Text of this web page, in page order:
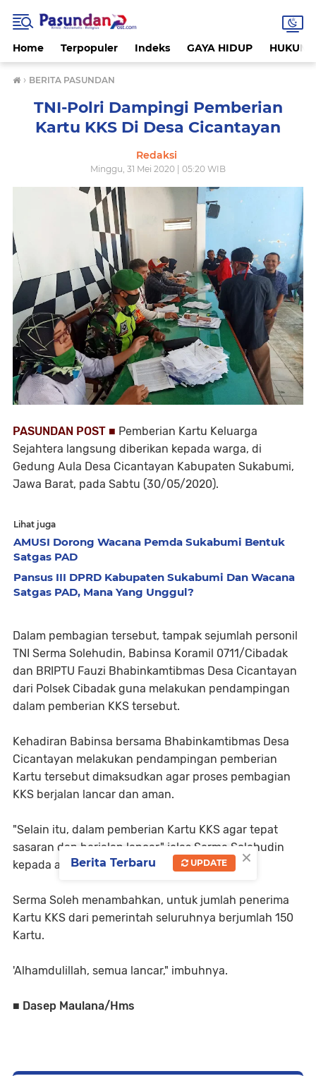
Home Terpopuler Indeks GAYA HIDUP HUKUM
› BERITA PASUNDAN
TNI-Polri Dampingi Pemberian
Kartu KKS Di Desa Cicantayan
Redaksi
Minggu, 31 Mei 2020 | 05:20 WIB
PASUNDAN POST ■ Pemberian Kartu Keluarga
Sejahtera langsung diberikan kepada warga, di
Gedung Aula Desa Cicantayan Kabupaten Sukabumi,
Jawa Barat, pada Sabtu (30/05/2020).
Lihat juga
AMUSI Dorong Wacana Pemda Sukabumi Bentuk
Satgas PAD
Pansus III DPRD Kabupaten Sukabumi Dan Wacana
Satgas PAD, Mana Yang Unggul?
Dalam pembagian tersebut, tampak sejumlah personil
TNI Serma Solehudin, Babinsa Koramil 0711/Cibadak
dan BRIPTU Fauzi Bhabinkamtibmas Desa Cicantayan
dari Polsek Cibadak guna melakukan pendampingan
dalam pemberian KKS tersebut.
Kehadiran Babinsa bersama Bhabinkamtibmas Desa
Cicantayan melakukan pendampingan pemberian
Kartu tersebut dimaksudkan agar proses pembagian
KKS berjalan lancar dan aman.
"Selain itu, dalam pemberian Kartu KKS agar tepat
sasaran dan berjalan lancar," jelas Serma Solehudin
kepada awak media dilokasi.
Serma Soleh menambahkan, untuk jumlah penerima
Kartu KKS dari pemerintah seluruhnya berjumlah 150
Kartu.
'Alhamdulillah, semua lancar," imbuhnya.
■ Dasep Maulana/Hms
×
Berita Terbaru UPDATE